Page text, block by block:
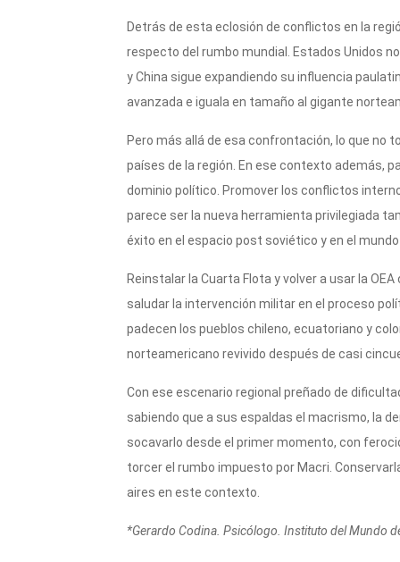
Detrás de esta eclosión de conflictos en la
respecto del rumbo mundial. Estados Unidos
y China sigue expandiendo su influencia
avanzada e iguala en tamaño al gigante
Pero más allá de esa confrontación, lo que no
países de la región. En ese contexto además,
dominio político. Promover los conflictos
parece ser la nueva herramienta privilegiada
éxito en el espacio post soviético y en el
Reinstalar la Cuarta Flota y volver a usar la
saludar la intervención militar en el proceso
padecen los pueblos chileno, ecuatoriano y
norteamericano revivido después de casi
Con ese escenario regional preñado de
sabiendo que a sus espaldas el macrismo, la
socavarlo desde el primer momento, con
torcer el rumbo impuesto por Macri.
aires en este contexto.
*Gerardo Codina. Psicólogo. Instituto del Mundo